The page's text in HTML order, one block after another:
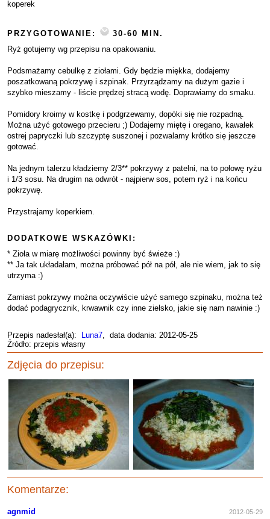
koperek
PRZYGOTOWANIE:
30-60 MIN.
Ryż gotujemy wg przepisu na opakowaniu.
Podsmażamy cebulkę z ziołami. Gdy będzie miękka, dodajemy
poszatkowaną pokrzywę i szpinak. Przyrządzamy na dużym gazie i
szybko mieszamy - liście prędzej stracą wodę. Doprawiamy do smaku.
Pomidory kroimy w kostkę i podgrzewamy, dopóki się nie rozpadną.
Można użyć gotowego przecieru ;) Dodajemy miętę i oregano, kawałek
ostrej papryczki lub szczyptę suszonej i pozwalamy krótko się jeszcze
gotować.
Na jednym talerzu kładziemy 2/3** pokrzywy z patelni, na to połowę ryżu
i 1/3 sosu. Na drugim na odwrót - najpierw sos, potem ryż i na końcu
pokrzywę.
Przystrajamy koperkiem.
DODATKOWE WSKAZÓWKI:
* Zioła w miarę możliwości powinny być świeże :)
** Ja tak układałam, można próbować pół na pół, ale nie wiem, jak to się
utrzyma :)
Zamiast pokrzywy można oczywiście użyć samego szpinaku, można też
dodać podagrycznik, krwawnik czy inne zielsko, jakie się nam nawinie :)
Przepis nadesłał(a): Luna7, data dodania: 2012-05-25
Źródło: przepis własny
Zdjęcia do przepisu:
Komentarze:
agnmid 2012-05-29